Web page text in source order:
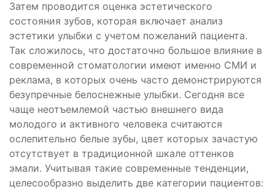
Затем проводится оценка эстетического
состояния зубов, которая включает анализ
эстетики улыбки с учетом пожеланий пациента.
Так сложилось, что достаточно большое влияние в
современной стоматологии имеют именно СМИ и
реклама, в которых очень часто демонстрируются
безупречные белоснежные улыбки. Сегодня все
чаще неотъемлемой частью внешнего вида
молодого и активного человека считаются
ослепительно белые зубы, цвет которых зачастую
отсутствует в традиционной шкале оттенков
эмали. Учитывая такие современные тенденции,
целесообразно выделить две категории пациентов: